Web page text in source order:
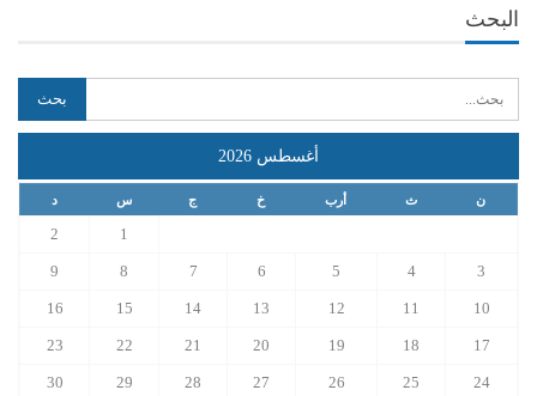
البحث
أغسطس 2026
ن ث أرب خ ج س د
1
2
3
4
5
6
7
8
9
10
11
12
13
14
15
16
17
18
19
20
21
22
23
24
25
26
27
28
29
30